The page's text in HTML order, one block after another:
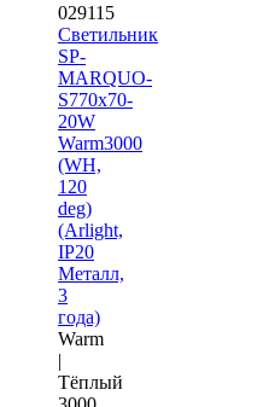
029115
Светильник
SP-
MARQUO-
S770x70-
20W
Warm3000
(WH,
120
deg)
(Arlight,
IP20
Металл,
3
года)
Warm
|
Тёплый